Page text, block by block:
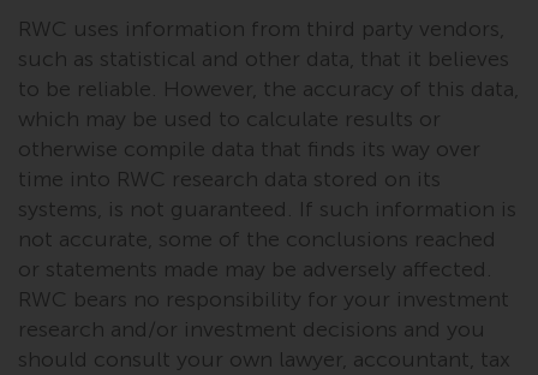
Kopie der Informationen, die wir
über Sie gespeichert haben,
indem Sie uns schriftlich
anschreiben und diese anfordern.
Weitere Informationen finden Sie
in unserer Datenschutz- und
Datenschutzrichtlinie und Cookie-
Richtlinie.
Geltendes Recht
RWC uses information from third party vendors,
such as statistical and other data, that it believes
to be reliable. However, the accuracy of this data,
which may be used to calculate results or
otherwise compile data that finds its way over
time into RWC research data stored on its
systems, is not guaranteed. If such information is
not accurate, some of the conclusions reached
or statements made may be adversely affected.
RWC bears no responsibility for your investment
research and/or investment decisions and you
should consult your own lawyer, accountant, tax